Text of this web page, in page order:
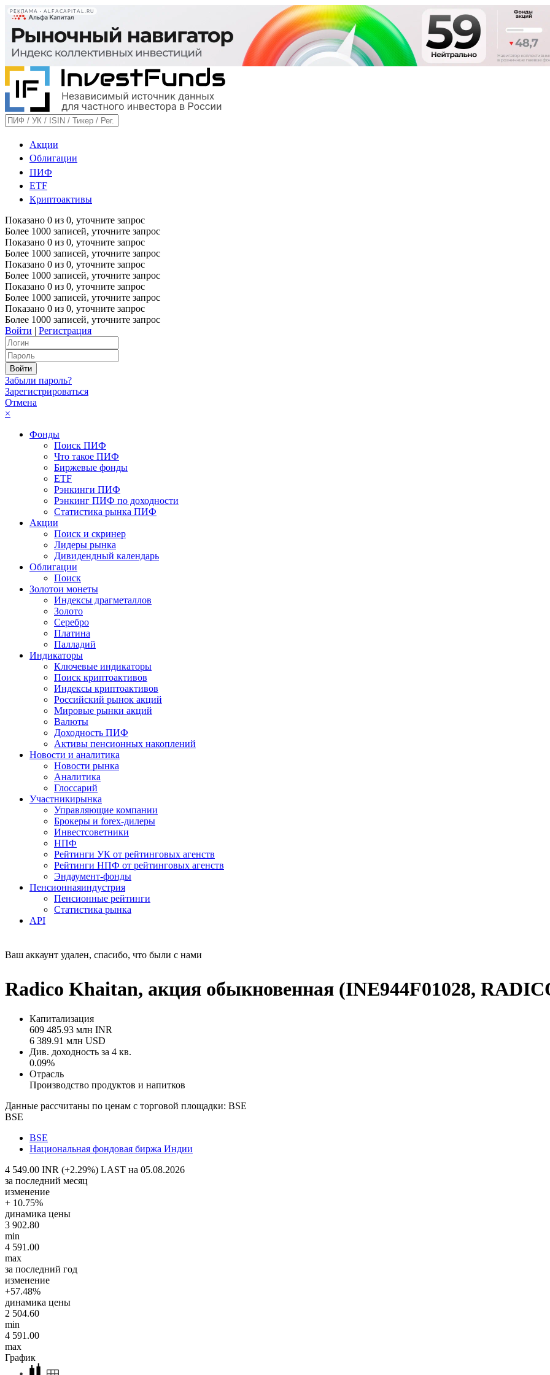
РЕКЛАМА • ALFACAPITAL.RU
Акции
Облигации
ПИФ
ETF
Криптоактивы
Показано 0 из 0, уточните запрос
Более 1000 записей, уточните запрос
Показано 0 из 0, уточните запрос
Более 1000 записей, уточните запрос
Показано 0 из 0, уточните запрос
Более 1000 записей, уточните запрос
Показано 0 из 0, уточните запрос
Более 1000 записей, уточните запрос
Показано 0 из 0, уточните запрос
Более 1000 записей, уточните запрос
Войти | Регистрация
Забыли пароль?
Зарегистрироваться
Отмена
×
Фонды
Поиск ПИФ
Что такое ПИФ
Биржевые фонды
ETF
Рэнкинги ПИФ
Рэнкинг ПИФ по доходности
Статистика рынка ПИФ
Акции
Поиск и скринер
Лидеры рынка
Дивидендный календарь
Облигации
Поиск
Золотои монеты
Индексы драгметаллов
Золото
Серебро
Платина
Палладий
Индикаторы
Ключевые индикаторы
Поиск криптоактивов
Индексы криптоактивов
Российский рынок акций
Мировые рынки акций
Валюты
Доходность ПИФ
Активы пенсионных накоплений
Новости и аналитика
Новости рынка
Аналитика
Глоссарий
Участникирынка
Управляющие компании
Брокеры и forex-дилеры
Инвестсоветники
НПФ
Рейтинги УК от рейтинговых агенств
Рейтинги НПФ от рейтинговых агенств
Эндаумент-фонды
Пенсионнаяиндустрия
Пенсионные рейтинги
Статистика рынка
API
Ваш аккаунт удален, спасибо, что были с нами
Radico Khaitan, акция обыкновенная (INE944F01028,
Капитализация
609 485.93 млн INR
6 389.91 млн USD
Див. доходность за 4 кв.
0.09%
Отрасль
Производство продуктов и напитков
Данные рассчитаны по ценам с торговой площадки: BSE
BSE
BSE
Национальная фондовая биржа Индии
4 549.00 INR (+2.29%) LAST на 05.08.2026
за последний месяц
изменение
+ 10.75%
динамика цены
3 902.80
min
4 591.00
max
за последний год
изменение
+57.48%
динамика цены
2 504.60
min
4 591.00
max
График